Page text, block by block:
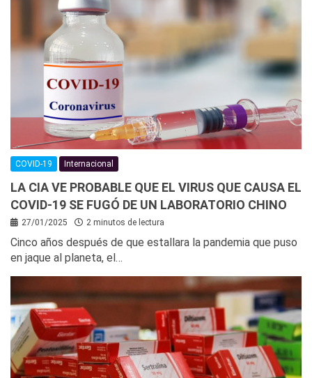
COVID-19 Internacional
LA CIA VE PROBABLE QUE EL VIRUS QUE CAUSA EL
COVID-19 SE FUGÓ DE UN LABORATORIO CHINO
27/01/2025 2 minutos de lectura
Cinco años después de que estallara la pandemia que puso
en jaque al planeta, el…